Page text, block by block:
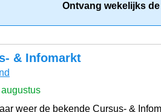
Ontvang wekelijks
& Infomarkt
weer de bekende Cursus- &